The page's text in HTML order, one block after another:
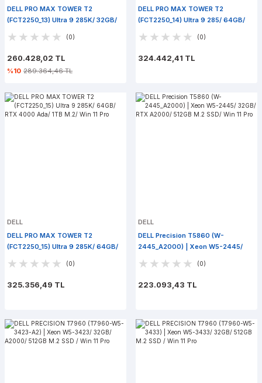
DELL PRO MAX TOWER T2
(FCT2250_13) Ultra 9 285K/ 32GB/
(0)
260.428,02 TL
%10 289.364,46 TL
DELL PRO MAX TOWER T2
(FCT2250_14) Ultra 9 285/ 64GB/
(0)
324.442,41 TL
DELL
DELL PRO MAX TOWER T2
(FCT2250_15) Ultra 9 285K/ 64GB/
(0)
325.356,49 TL
DELL
DELL Precision T5860 (W-
2445_A2000) | Xeon W5-2445/
SSD/ Win 11 Pro
(0)
223.093,43 TL